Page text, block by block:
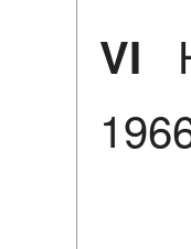
VI